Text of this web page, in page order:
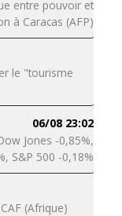
entre pouvoir et
à Caracas (AFP)
le "tourisme
06/08 23:02
Jones -0,85%,
S&P 500 -0,18%
(Afrique)